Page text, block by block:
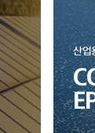
산업